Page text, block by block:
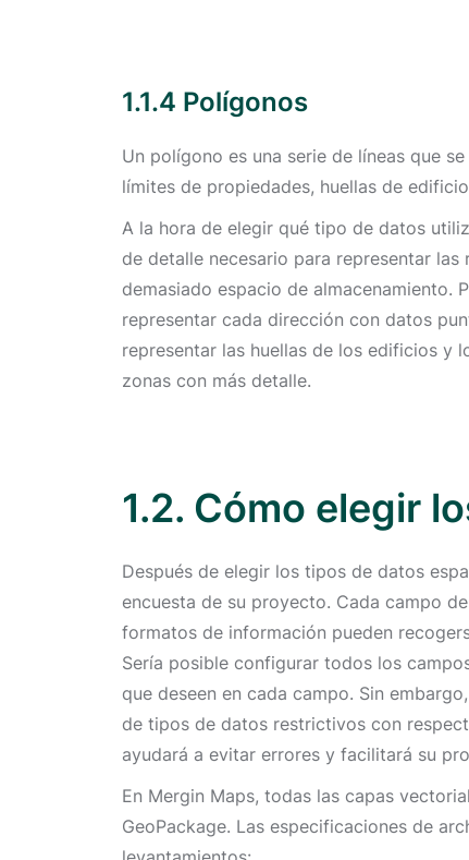
1.1.4 Polígonos
Un polígono es una serie de líneas que
límites de propiedades, huellas de
A la hora de elegir qué tipo de datos
de detalle necesario para representar
demasiado espacio de almacenamiento.
representar cada dirección con datos
representar las huellas de los edificios y
zonas con más detalle.
1.2. Cómo elegir
Después de elegir los tipos de datos
encuesta de su proyecto. Cada campo
formatos de información pueden
Sería posible configurar todos los
que deseen en cada campo. Sin
de tipos de datos restrictivos con
ayudará a evitar errores y facilitará su
En Mergin Maps, todas las capas
GeoPackage. Las especificaciones de